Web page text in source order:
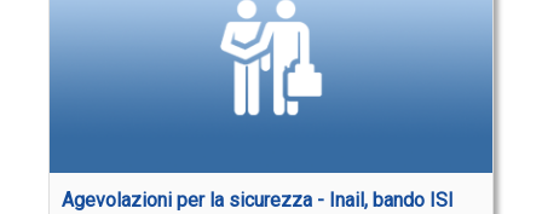
Agevolazioni per la sicurezza - Inail, bando ISI